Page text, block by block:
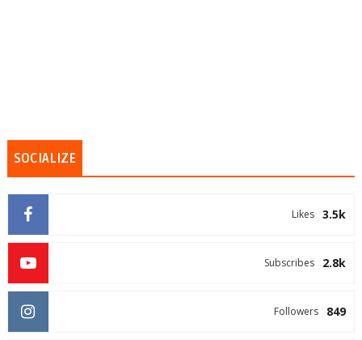
SOCIALIZE
3.5k
Likes
2.8k
Subscribes
849
Followers